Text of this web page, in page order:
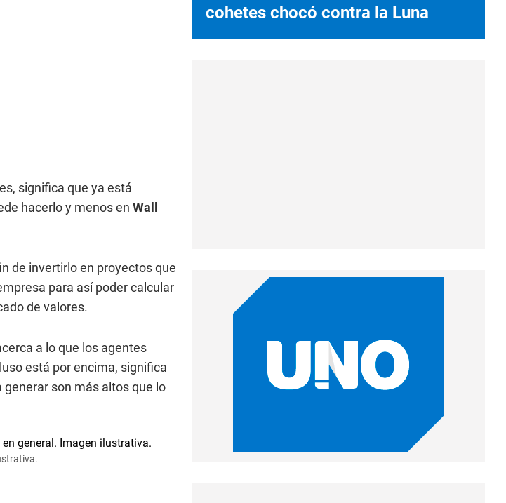
significa que ya está
hacerlo y menos en Wall
de invertirlo en proyectos que
para así poder calcular
de valores.
a lo que los agentes
está por encima, significa
son más altos que lo
cohetes chocó contra la Luna